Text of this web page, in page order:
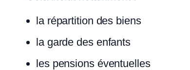
la répartition des biens
la garde des enfants
les pensions éventuelles